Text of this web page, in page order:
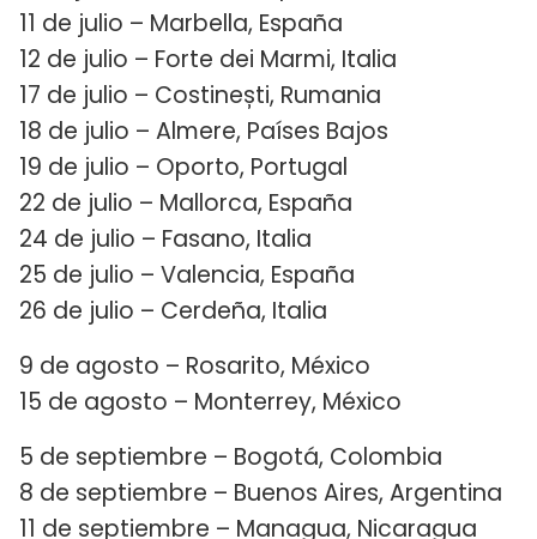
11 de julio – Marbella, España
12 de julio – Forte dei Marmi, Italia
17 de julio – Costinești, Rumania
18 de julio – Almere, Países Bajos
19 de julio – Oporto, Portugal
22 de julio – Mallorca, España
24 de julio – Fasano, Italia
25 de julio – Valencia, España
26 de julio – Cerdeña, Italia
9 de agosto – Rosarito, México
15 de agosto – Monterrey, México
5 de septiembre – Bogotá, Colombia
8 de septiembre – Buenos Aires, Argentina
11 de septiembre – Managua, Nicaragua